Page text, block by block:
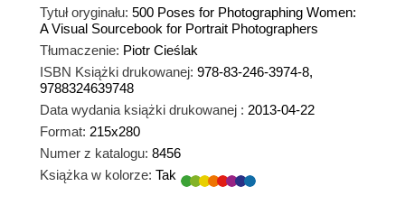
Tytuł oryginału: 500 Poses for Photographing Women:
A Visual Sourcebook for Portrait Photographers
Tłumaczenie: Piotr Cieślak
ISBN Książki drukowanej: 978-83-246-3974-8,
9788324639748
Data wydania książki drukowanej : 2013-04-22
Format: 215x280
Numer z katalogu: 8456
Książka w kolorze: Tak